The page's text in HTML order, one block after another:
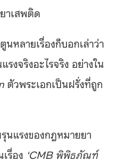
าเสพติด
หลายเรื่องก็บอกเล่าว่า
งจริงอะไรจริง อย่างใน
ตัวพระเอกเป็นฝรั่งที่ถูก
นแรงของกฎหมายยา
รื่อง ‘CMB พิพิธภัณฑ์